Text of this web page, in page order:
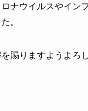
ナウイルスやイン
。
賜りますようよろ